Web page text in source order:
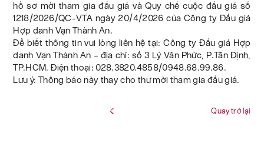
hồ sơ mời tham gia đấu giá và Quy chế cuộc đấu giá số
1218/2026/QC-VTA ngày 20/4/2026 của Công ty Đấu giá
Hợp danh Vạn Thành An.
Để biết thông tin vui lòng liên hệ tại: Công ty Đấu giá Hợp
danh Vạn Thành An – địa chỉ: số 3 Lý Văn Phức, P.Tân Định,
TP.HCM. Điện thoại: 028.3820.4858/0948.68.99.86.
Lưu ý: Thông báo này thay cho thư mời tham gia đấu giá.
Quay trở lại